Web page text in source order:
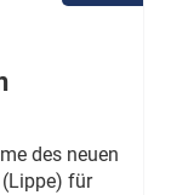
des neuen
für